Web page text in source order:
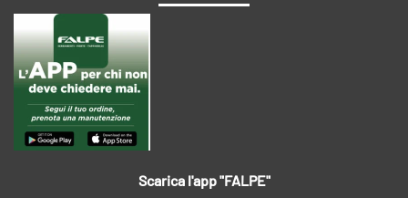
Scarica l'app "FALPE"